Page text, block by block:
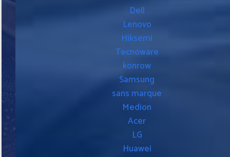
Dell
Lenovo
Hiksemi
Tecnoware
konrow
Samsung
sans marque
Medion
Acer
LG
Huawei